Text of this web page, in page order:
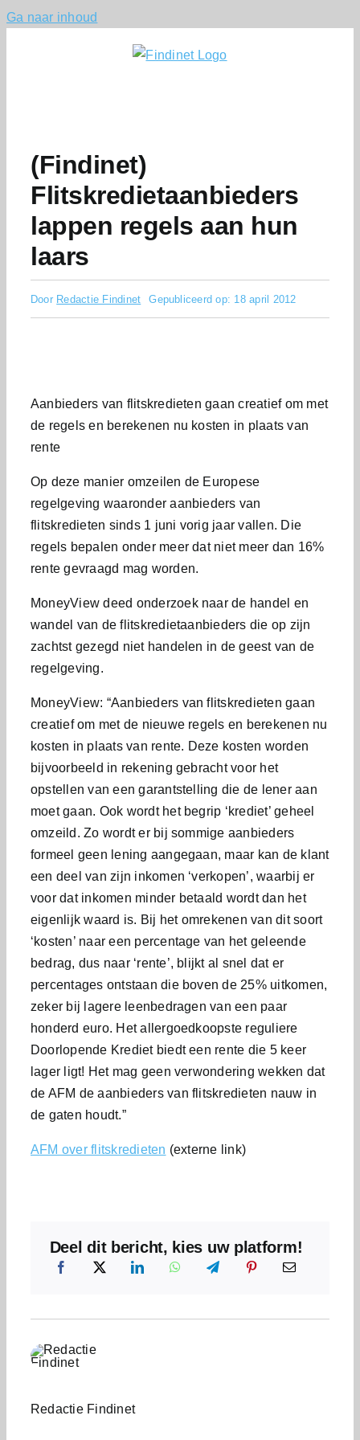
Ga naar inhoud
(Findinet)
Flitskredietaanbieders
lappen regels aan hun
laars
Door Redactie Findinet Gepubliceerd op: 18 april 2012
Aanbieders van flitskredieten gaan creatief om met
de regels en berekenen nu kosten in plaats van
rente
Op deze manier omzeilen de Europese
regelgeving waaronder aanbieders van
flitskredieten sinds 1 juni vorig jaar vallen. Die
regels bepalen onder meer dat niet meer dan 16%
rente gevraagd mag worden.
MoneyView deed onderzoek naar de handel en
wandel van de flitskredietaanbieders die op zijn
zachtst gezegd niet handelen in de geest van de
regelgeving.
MoneyView: “Aanbieders van flitskredieten gaan
creatief om met de nieuwe regels en berekenen nu
kosten in plaats van rente. Deze kosten worden
bijvoorbeeld in rekening gebracht voor het
opstellen van een garantstelling die de lener aan
moet gaan. Ook wordt het begrip ‘krediet’ geheel
omzeild. Zo wordt er bij sommige aanbieders
formeel geen lening aangegaan, maar kan de klant
een deel van zijn inkomen ‘verkopen’, waarbij er
voor dat inkomen minder betaald wordt dan het
eigenlijk waard is. Bij het omrekenen van dit soort
‘kosten’ naar een percentage van het geleende
bedrag, dus naar ‘rente’, blijkt al snel dat er
percentages ontstaan die boven de 25% uitkomen,
zeker bij lagere leenbedragen van een paar
honderd euro. Het allergoedkoopste reguliere
Doorlopende Krediet biedt een rente die 5 keer
lager ligt! Het mag geen verwondering wekken dat
de AFM de aanbieders van flitskredieten nauw in
de gaten houdt.”
AFM over flitskredieten (externe link)
Deel dit bericht, kies uw platform!
Redactie Findinet